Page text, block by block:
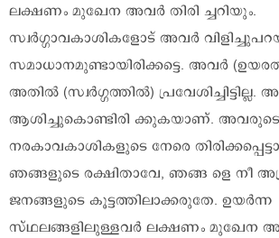
ലക്ഷണം മുഖേന അവർ തിരി ച്ചറിയും.
സ്വർഗ്ഗാവകാശികളോട് അവർ
സമാധാനമുണ്ടായിരിക്കട്ടെ. അവർ
അതിൽ (സ്വർഗ്ഗത്തിൽ)
ആശിച്ചുകൊണ്ടിരി ക്കുകയാണ്.
നരകാവകാശികളുടെ നേരെ
ഞങ്ങളുടെ രക്ഷിതാവേ, ഞങ്ങ ളെ നീ
ജനങ്ങളുടെ കൂട്ടത്തിലാക്കരുതേ. ഉയർന്ന
സ്ഥലങ്ങളിലുള്ളവർ ലക്ഷണം മുഖേന